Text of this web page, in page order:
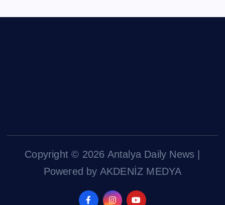
Copyright © 2026 Antalya Daily News |
Powered by AKDENİZ MEDYA